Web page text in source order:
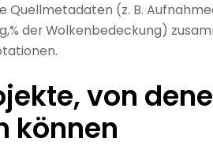
Quellmetadaten (z. B.
der Wolkenbedeckung)
von
können